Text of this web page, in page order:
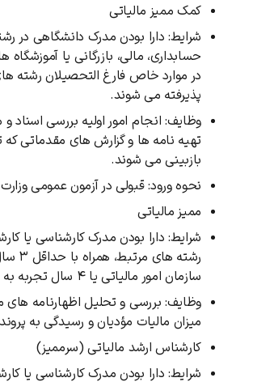
کمک ممیز مالیاتی
شرایط: دارا بودن مدرک دانشگاهی در
حسابداری، مالی، بازرگانی یا آموزشگاه‌
در موارد خاص فارغ ‌التحصیلان رشته
پذیرفته می‌ شوند.
وظایف: انجام امور اولیه بررسی اسناد
تهیه نامه‌ ها و گزارش‌ های مقدماتی
بازبینی می‌ شوند.
نحوه ورود: قبولی در آزمون عمومی وزارت
ممیز مالیاتی
شرایط: دارا بودن مدرک کارشناسی یا
رشته
سازمان امور مالیاتی یا ۴ سال تجربه به‌ عنوان کمک ممیز
وظایف: بررسی و تحلیل اظهارنامه‌ های
میزان مالیات مؤدیان و رسیدگی به
کارشناس ارشد مالیاتی (سرممیز)
شرایط: دارا بودن مدرک کارشناسی یا